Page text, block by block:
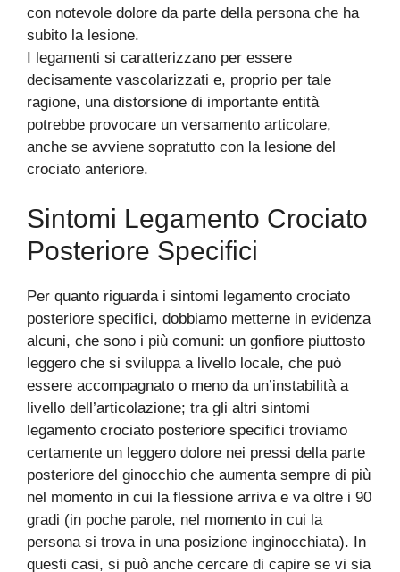
con notevole dolore da parte della persona che ha
subito la lesione.
I legamenti si caratterizzano per essere
decisamente vascolarizzati e, proprio per tale
ragione, una distorsione di importante entità
potrebbe provocare un versamento articolare,
anche se avviene sopratutto con la lesione del
crociato anteriore.
Sintomi Legamento Crociato
Posteriore Specifici
Per quanto riguarda i sintomi legamento crociato
posteriore specifici, dobbiamo metterne in evidenza
alcuni, che sono i più comuni: un gonfiore piuttosto
leggero che si sviluppa a livello locale, che può
essere accompagnato o meno da un’instabilità a
livello dell’articolazione; tra gli altri sintomi
legamento crociato posteriore specifici troviamo
certamente un leggero dolore nei pressi della parte
posteriore del ginocchio che aumenta sempre di più
nel momento in cui la flessione arriva e va oltre i 90
gradi (in poche parole, nel momento in cui la
persona si trova in una posizione inginocchiata). In
questi casi, si può anche cercare di capire se vi sia